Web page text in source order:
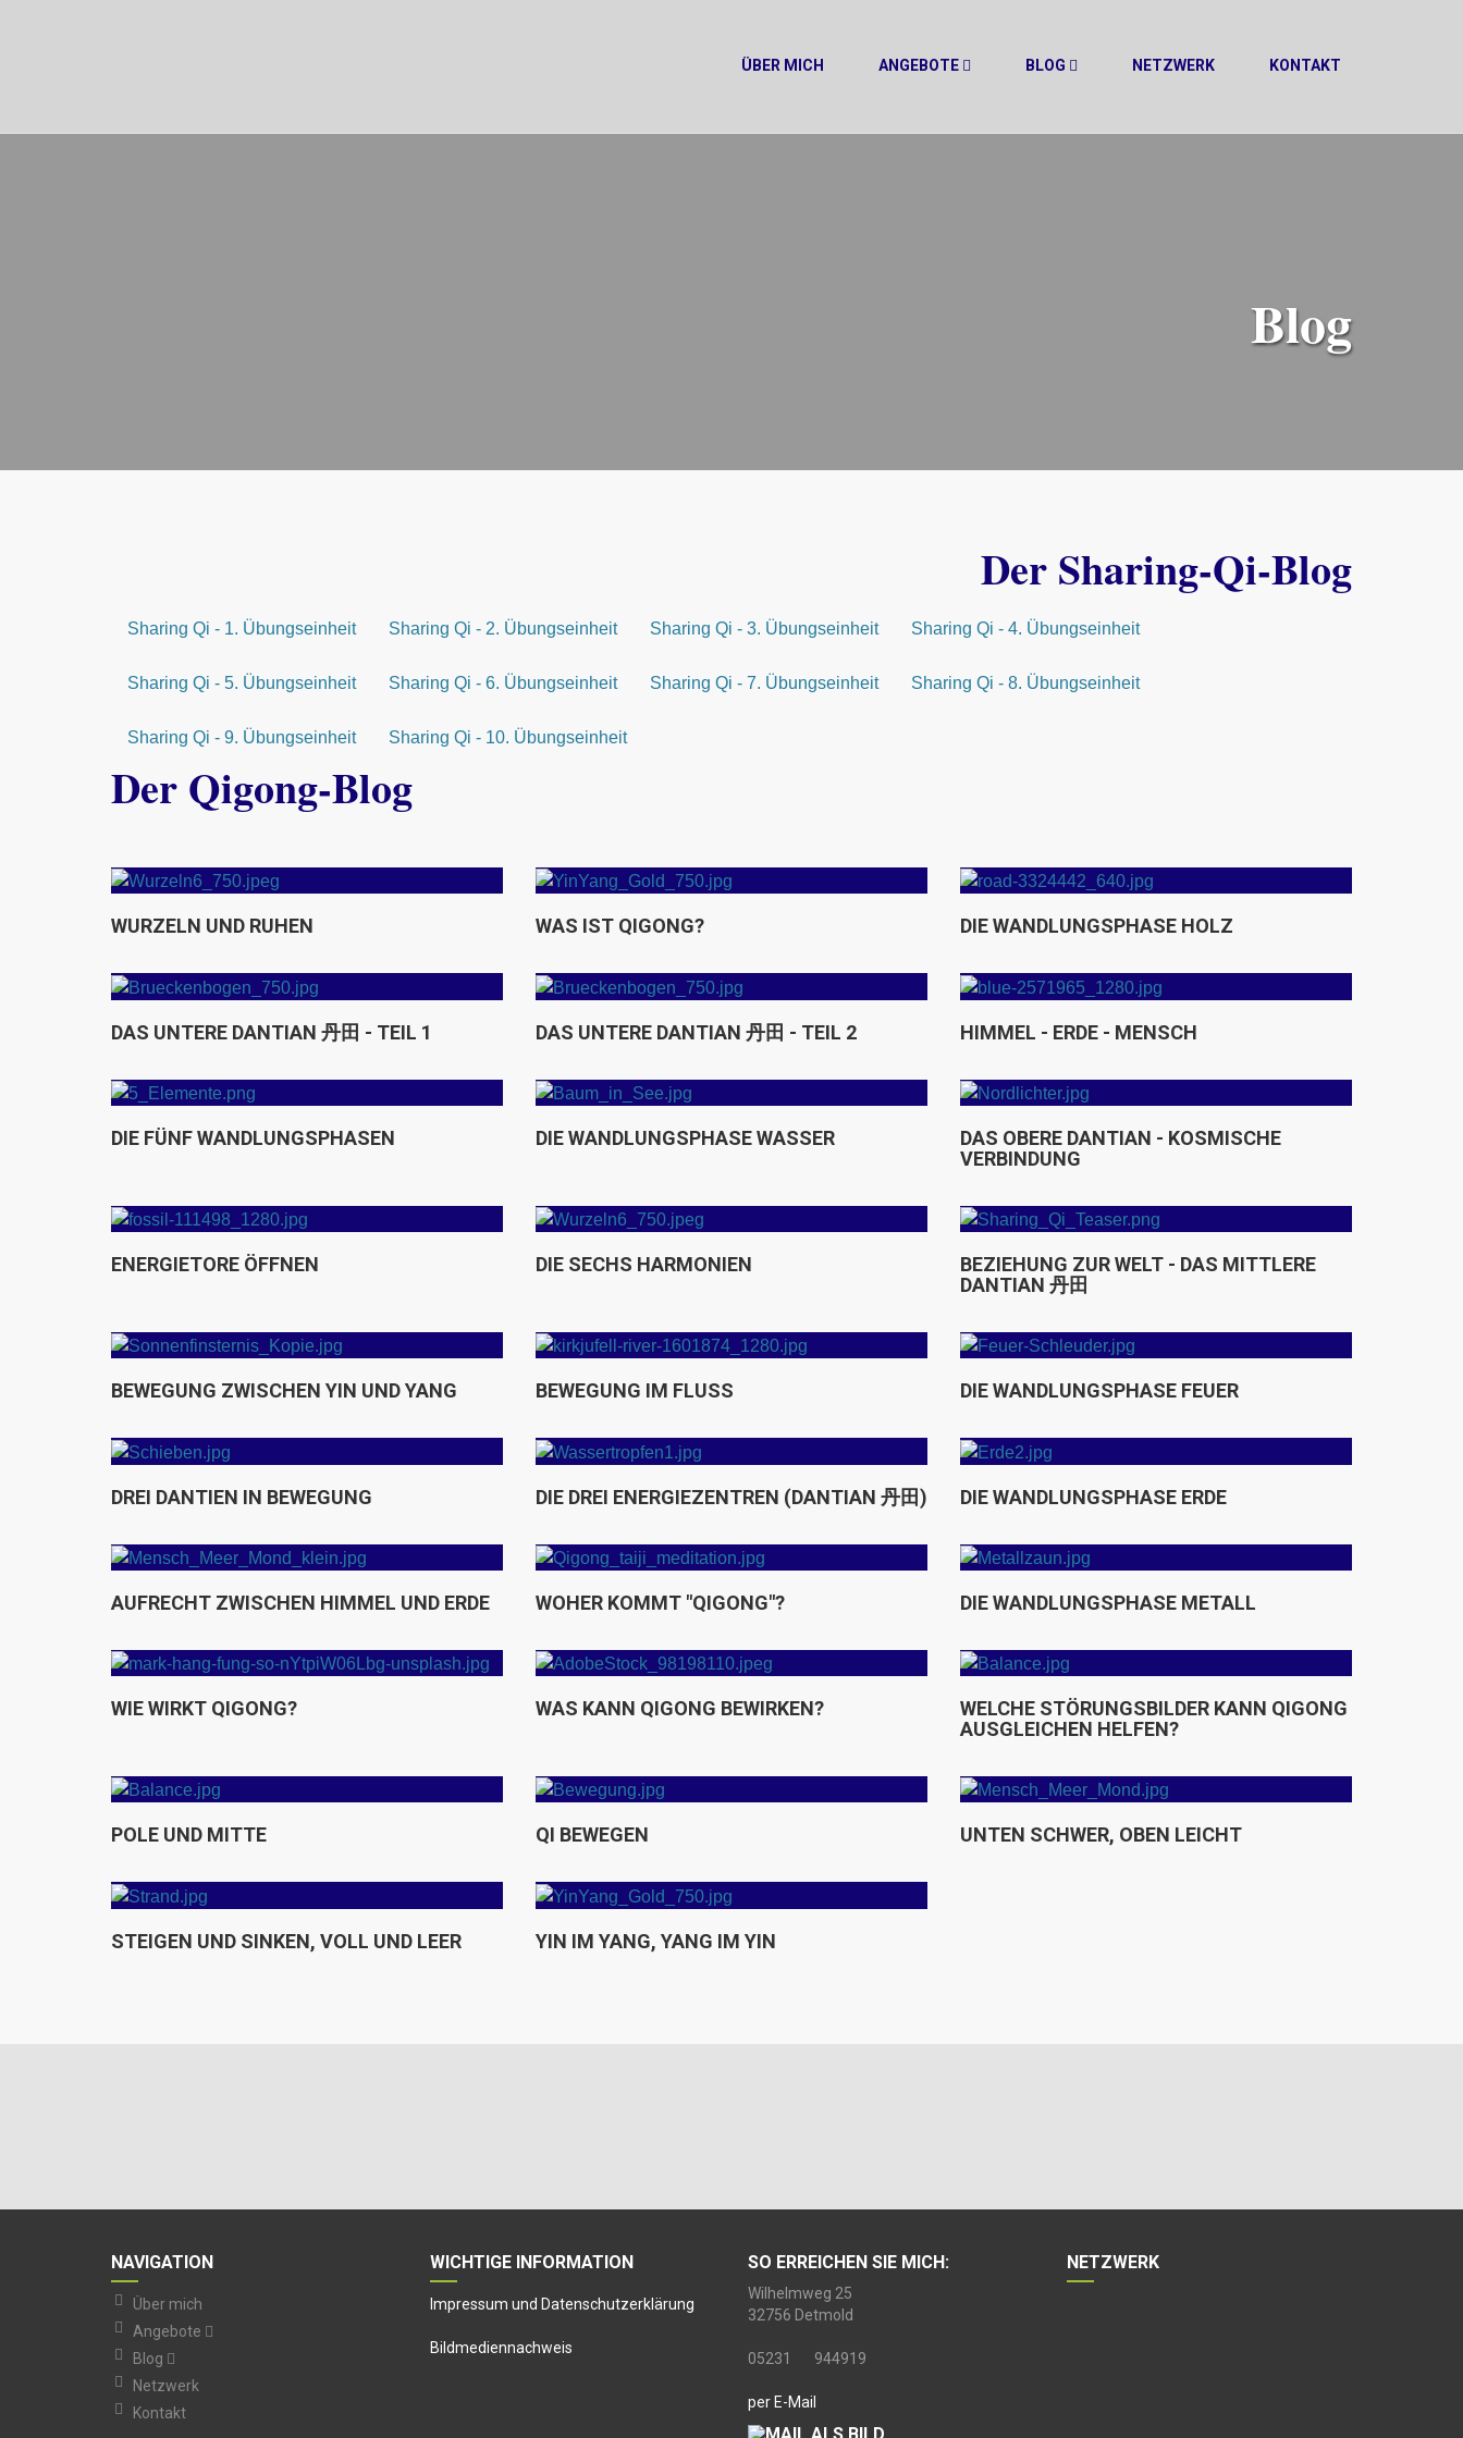
ÜBER MICH ANGEBOTE BLOG NETZWERK KONTAKT
Blog
Der Sharing-Qi-Blog
Sharing Qi - 1. Übungseinheit Sharing Qi - 2. Übungseinheit Sharing Qi - 3. Übungseinheit Sharing Qi - 4. Übungseinheit
Sharing Qi - 5. Übungseinheit Sharing Qi - 6. Übungseinheit Sharing Qi - 7. Übungseinheit Sharing Qi - 8. Übungseinheit
Sharing Qi - 9. Übungseinheit Sharing Qi - 10. Übungseinheit
Der Qigong-Blog
WURZELN UND RUHEN
Wissenswertes zu Qigong
WAS IST QIGONG?
Die fünf Wandlungsphasen: Die
DIE WANDLUNGSPHASE HOLZ
DAS UNTERE DANTIAN 丹田 - TEIL 1
Die Energiebrücke im unteren
Dantian - Teil 2
DAS UNTERE DANTIAN 丹田 - TEIL 2
Himmel und Erde verbinden
HIMMEL - ERDE - MENSCH
DIE FÜNF WANDLUNGSPHASEN
Die Wandlungsphase Wasser
DIE WANDLUNGSPHASE WASSER
Verbindung zum Raum über uns:
das obere Dantien
DAS OBERE DANTIAN - KOSMISCHE
VERBINDUNG
ENERGIETORE ÖFFNEN
Aufrecht und stabil im Leben
stehen - die sechs Harmonien
DIE SECHS HARMONIEN
Das mittlere Dantien: Beziehung
zur Welt
BEZIEHUNG ZUR WELT - DAS MITTLERE
DANTIAN 丹田
BEWEGUNG ZWISCHEN YIN UND YANG
Bewegung im Fluss
BEWEGUNG IM FLUSS
Die Wandlungsphase Feuer
DIE WANDLUNGSPHASE FEUER
DREI DANTIEN IN BEWEGUNG
Die Kraft aus der Mitte - Arbeit mit
den drei Dantian
DIE DREI ENERGIEZENTREN (DANTIAN 丹田)
Die Wandlungsphase Erde
DIE WANDLUNGSPHASE ERDE
AUFRECHT ZWISCHEN HIMMEL UND ERDE
Woher kommt "Qigong"?
WOHER KOMMT "QIGONG"?
Die Wandlungsphase Metall
DIE WANDLUNGSPHASE METALL
WIE WIRKT QIGONG?
Was kann Qigong bewirken?
WAS KANN QIGONG BEWIRKEN?
Welche Störungsbilder kann
Qigong ausgleichen helfen?
WELCHE STÖRUNGSBILDER KANN QIGONG
AUSGLEICHEN HELFEN?
POLE UND MITTE
Qi bewegen
QI BEWEGEN
Unten schwer, oben leicht
UNTEN SCHWER, OBEN LEICHT
STEIGEN UND SINKEN, VOLL UND LEER
Kleines Yin im großen Yang,
kleines Yang im großen Yin
YIN IM YANG, YANG IM YIN
NAVIGATION
Über mich
Angebote
Blog
Netzwerk
Kontakt
WICHTIGE INFORMATION
mpressum und Datenschutzerklärung
Bildmediennachweis
SO ERREICHEN SIE MICH:
Wilhelmweg 25
32756 Detmold
05231 944919
per E-Mail
NETZWERK